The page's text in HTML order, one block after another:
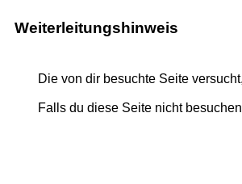
Weiterleitungshinweis
Die von dir besuchte Seite
Falls du diese Seite nicht